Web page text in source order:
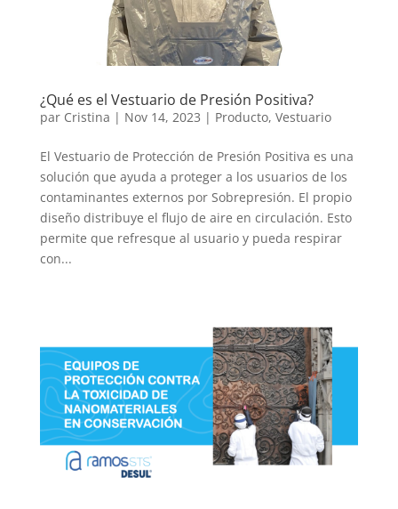
¿Qué es el Vestuario de Presión Positiva?
par Cristina | Nov 14, 2023 | Producto, Vestuario
El Vestuario de Protección de Presión Positiva es una
solución que ayuda a proteger a los usuarios de los
contaminantes externos por Sobrepresión. El propio
diseño distribuye el flujo de aire en circulación. Esto
permite que refresque al usuario y pueda respirar
con...